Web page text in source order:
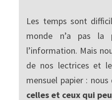
Les temps sont
monde n’a pas la
l’information. Mais
de nos lectrices et
mensuel papier :
celles et ceux qui